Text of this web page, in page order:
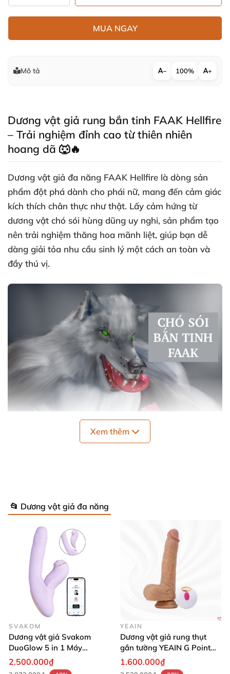
MUA NGAY
Mô tả − 100% +
Dương vật giả rung bắn tinh FAAK Hellfire
– Trải nghiệm đỉnh cao từ thiên nhiên
hoang dã 🐺🔥
Dương vật giả đa năng FAAK Hellfire là dòng sản
phẩm đột phá dành cho phái nữ, mang đến cảm giác
kích thích chân thực như thật. Lấy cảm hứng từ
dương vật chó sói hùng dũng uy nghi, sản phẩm tạo
nên trải nghiệm thăng hoa mãnh liệt, giúp bạn dễ
dàng giải tỏa nhu cầu sinh lý một cách an toàn và
đầy thú vị.
Dương vật giả chó sói FAAK Hellfire rung mạnh bắn tinh thật
Xem thêm
📂 Dương vật giả đa năng
SVAKOM
Dương vật giả Svakom
DuoGlow 5 in 1 Máy
Massage Điểm G & Âm Vật
Điều Khiển App
2.500.000₫
YEAIN
Dương vật giả rung thụt
gắn tường YEAIN G Point
siêu thực điều khiển từ xa
1.600.000₫